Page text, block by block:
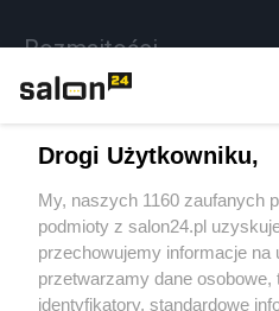
Rozmaitości
Sport
Społeczeństwo
Kultura
Drogi Użytkowniku,
My, naszych 1160 zaufanych
podmioty z salon24.pl
przechowujemy informacje na
przetwarzamy dane osobowe,
identyfikatory, standardowe